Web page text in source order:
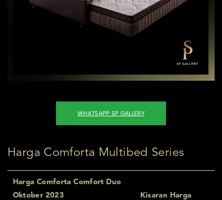
WHATSAPP SP GALLERY
Harga Comforta Multibed Series
Harga Comforta Comfort Duo
Oktober 2023
Kisaran Harga